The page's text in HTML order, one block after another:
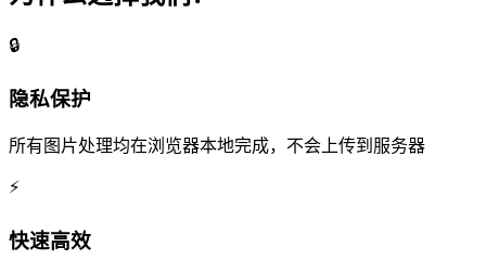
🔒
隐私保护
所有图片处理均在浏览器本地完成，不会上传到服务器
⚡
快速高效